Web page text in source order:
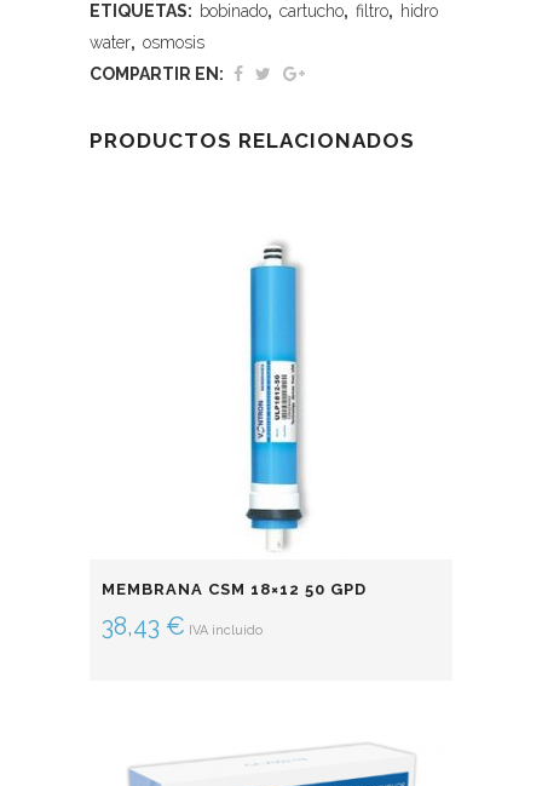
ETIQUETAS: bobinado, cartucho, filtro, hidro
water, osmosis
COMPARTIR EN:
PRODUCTOS RELACIONADOS
MEMBRANA CSM 18×12 50 GPD
38,43 € IVA incluido